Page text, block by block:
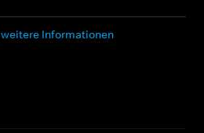
Informationen